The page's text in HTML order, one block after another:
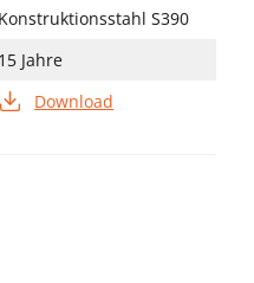
Konstruktionsstahl S390
15 Jahre
Download